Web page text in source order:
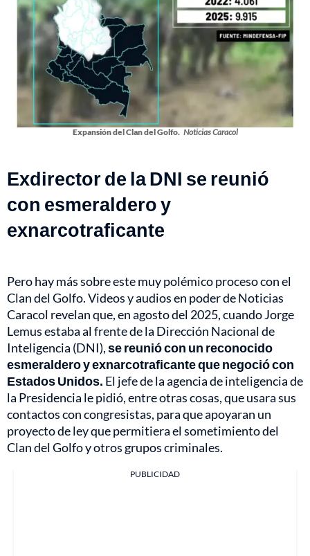
Expansión del Clan del Golfo. Noticias Caracol
Exdirector de la DNI se reunió
con esmeraldero y
exnarcotraficante
Pero hay más sobre este muy polémico proceso con el
Clan del Golfo. Videos y audios en poder de Noticias
Caracol revelan que, en agosto del 2025, cuando Jorge
Lemus estaba al frente de la Dirección Nacional de
Inteligencia (DNI),se reunió con un reconocido
esmeraldero y exnarcotraficante que negoció con
Estados Unidos. El jefe de la agencia de inteligencia de
la Presidencia le pidió, entre otras cosas, que usara sus
contactos con congresistas, para que apoyaran un
proyecto de ley que permitiera el sometimiento del
Clan del Golfo y otros grupos criminales.
PUBLICIDAD